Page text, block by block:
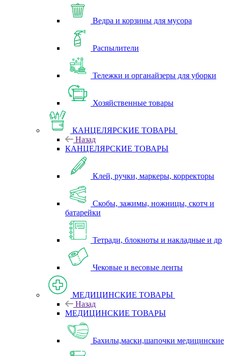
Ведра и корзины для мусора
Распылители
Тележки и органайзеры для уборки
Хозяйственные товары
КАНЦЕЛЯРСКИЕ ТОВАРЫ
Назад
КАНЦЕЛЯРСКИЕ ТОВАРЫ
Клей, ручки, маркеры, корректоры
Скобы, зажимы, ножницы, скотч и
батарейки
Тетради, блокноты и накладные и др
Чековые и весовые ленты
МЕДИЦИНСКИЕ ТОВАРЫ
Назад
МЕДИЦИНСКИЕ ТОВАРЫ
Бахилы,маски,шапочки медицинские